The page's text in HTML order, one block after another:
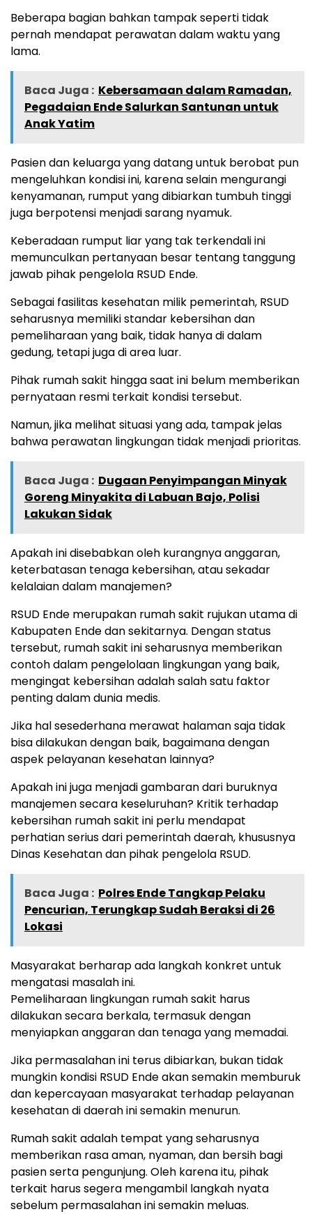
Beberapa bagian bahkan tampak seperti tidak
pernah mendapat perawatan dalam waktu yang
lama.
Baca Juga : Kebersamaan dalam Ramadan,
Pegadaian Ende Salurkan Santunan untuk
Anak Yatim
Pasien dan keluarga yang datang untuk berobat pun
mengeluhkan kondisi ini, karena selain mengurangi
kenyamanan, rumput yang dibiarkan tumbuh tinggi
juga berpotensi menjadi sarang nyamuk.
Keberadaan rumput liar yang tak terkendali ini
memunculkan pertanyaan besar tentang tanggung
jawab pihak pengelola RSUD Ende.
Sebagai fasilitas kesehatan milik pemerintah, RSUD
seharusnya memiliki standar kebersihan dan
pemeliharaan yang baik, tidak hanya di dalam
gedung, tetapi juga di area luar.
Pihak rumah sakit hingga saat ini belum memberikan
pernyataan resmi terkait kondisi tersebut.
Namun, jika melihat situasi yang ada, tampak jelas
bahwa perawatan lingkungan tidak menjadi prioritas.
Baca Juga : Dugaan Penyimpangan Minyak
Goreng Minyakita di Labuan Bajo, Polisi
Lakukan Sidak
Apakah ini disebabkan oleh kurangnya anggaran,
keterbatasan tenaga kebersihan, atau sekadar
kelalaian dalam manajemen?
RSUD Ende merupakan rumah sakit rujukan utama di
Kabupaten Ende dan sekitarnya. Dengan status
tersebut, rumah sakit ini seharusnya memberikan
contoh dalam pengelolaan lingkungan yang baik,
mengingat kebersihan adalah salah satu faktor
penting dalam dunia medis.
Jika hal sesederhana merawat halaman saja tidak
bisa dilakukan dengan baik, bagaimana dengan
aspek pelayanan kesehatan lainnya?
Apakah ini juga menjadi gambaran dari buruknya
manajemen secara keseluruhan? Kritik terhadap
kebersihan rumah sakit ini perlu mendapat
perhatian serius dari pemerintah daerah, khususnya
Dinas Kesehatan dan pihak pengelola RSUD.
Baca Juga : Polres Ende Tangkap Pelaku
Pencurian, Terungkap Sudah Beraksi di 26
Lokasi
Masyarakat berharap ada langkah konkret untuk
mengatasi masalah ini.
Pemeliharaan lingkungan rumah sakit harus
dilakukan secara berkala, termasuk dengan
menyiapkan anggaran dan tenaga yang memadai.
Jika permasalahan ini terus dibiarkan, bukan tidak
mungkin kondisi RSUD Ende akan semakin memburuk
dan kepercayaan masyarakat terhadap pelayanan
kesehatan di daerah ini semakin menurun.
Rumah sakit adalah tempat yang seharusnya
memberikan rasa aman, nyaman, dan bersih bagi
pasien serta pengunjung. Oleh karena itu, pihak
terkait harus segera mengambil langkah nyata
sebelum permasalahan ini semakin meluas.